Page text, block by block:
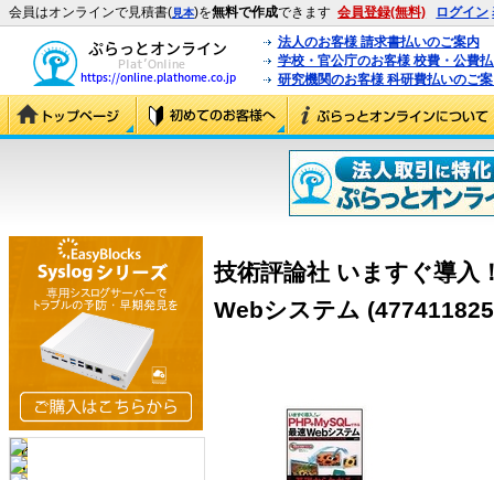
会員はオンラインで見積書(見本)を無料で作成できます 会員登録(無料) ログイン
法人のお客様 請求書払いのご案内
学校・官公庁のお客様 校費・公費
研究機関のお客様 科研費払いのご
技術評論社 いますぐ導入
Webシステム